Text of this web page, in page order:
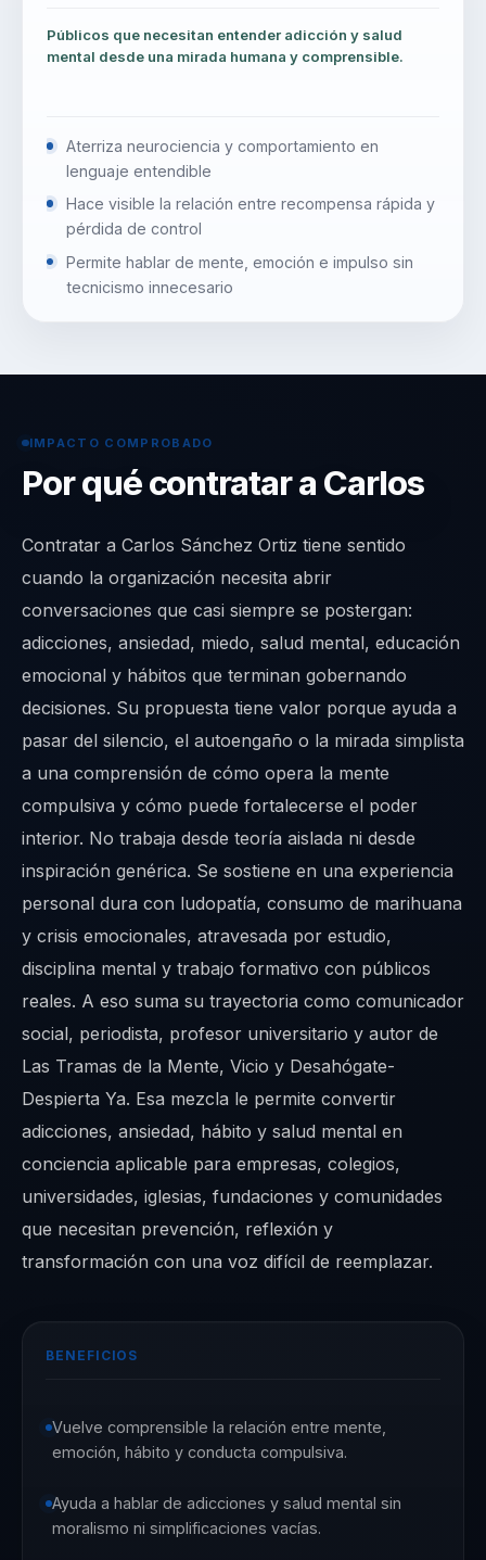
Públicos que necesitan entender adicción y salud
mental desde una mirada humana y comprensible.
Aterriza neurociencia y comportamiento en
lenguaje entendible
Hace visible la relación entre recompensa rápida y
pérdida de control
Permite hablar de mente, emoción e impulso sin
tecnicismo innecesario
IMPACTO COMPROBADO
Por qué contratar a Carlos
Contratar a Carlos Sánchez Ortiz tiene sentido
cuando la organización necesita abrir
conversaciones que casi siempre se postergan:
adicciones, ansiedad, miedo, salud mental, educación
emocional y hábitos que terminan gobernando
decisiones. Su propuesta tiene valor porque ayuda a
pasar del silencio, el autoengaño o la mirada simplista
a una comprensión de cómo opera la mente
compulsiva y cómo puede fortalecerse el poder
interior. No trabaja desde teoría aislada ni desde
inspiración genérica. Se sostiene en una experiencia
personal dura con ludopatía, consumo de marihuana
y crisis emocionales, atravesada por estudio,
disciplina mental y trabajo formativo con públicos
reales. A eso suma su trayectoria como comunicador
social, periodista, profesor universitario y autor de
Las Tramas de la Mente, Vicio y Desahógate-
Despierta Ya. Esa mezcla le permite convertir
adicciones, ansiedad, hábito y salud mental en
conciencia aplicable para empresas, colegios,
universidades, iglesias, fundaciones y comunidades
que necesitan prevención, reflexión y
transformación con una voz difícil de reemplazar.
BENEFICIOS
Vuelve comprensible la relación entre mente,
emoción, hábito y conducta compulsiva.
Ayuda a hablar de adicciones y salud mental sin
moralismo ni simplificaciones vacías.